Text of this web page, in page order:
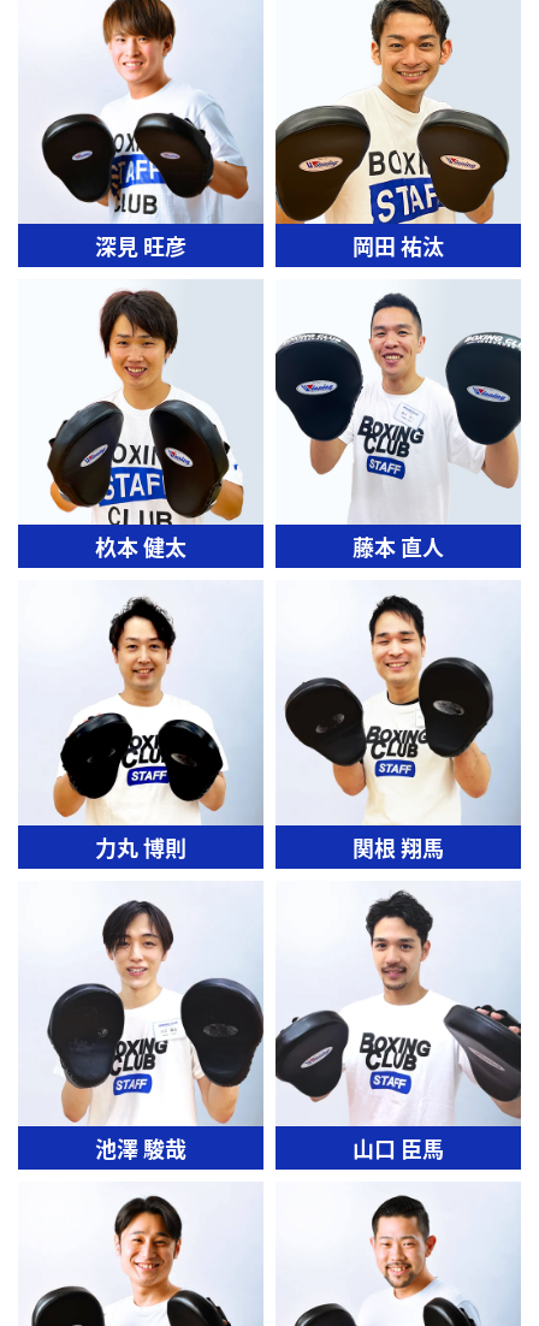
深見 旺彦 岡田 祐汰
杦本 健太 藤本 直人
力丸 博則 関根 翔馬
池澤 駿哉 山口 臣馬